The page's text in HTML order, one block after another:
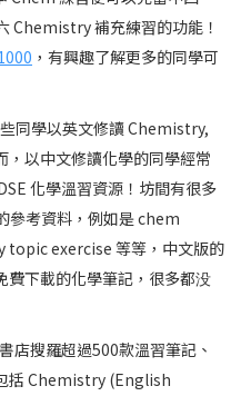
Chemistry 補充練習的功能！
，有興趣了解更多的同學可
同學以英文修讀 Chemistry,
，以中文修讀化學的同學經常
化學溫習資源！坊間有很多
考資料，例如是 chem
exercise 等等，中文版的
費下載的化學筆記，很多都没
店搜羅超過500款溫習筆記、
括 Chemistry (English